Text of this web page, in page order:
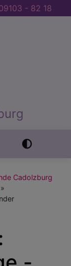
- 82 18
Cadolzburg